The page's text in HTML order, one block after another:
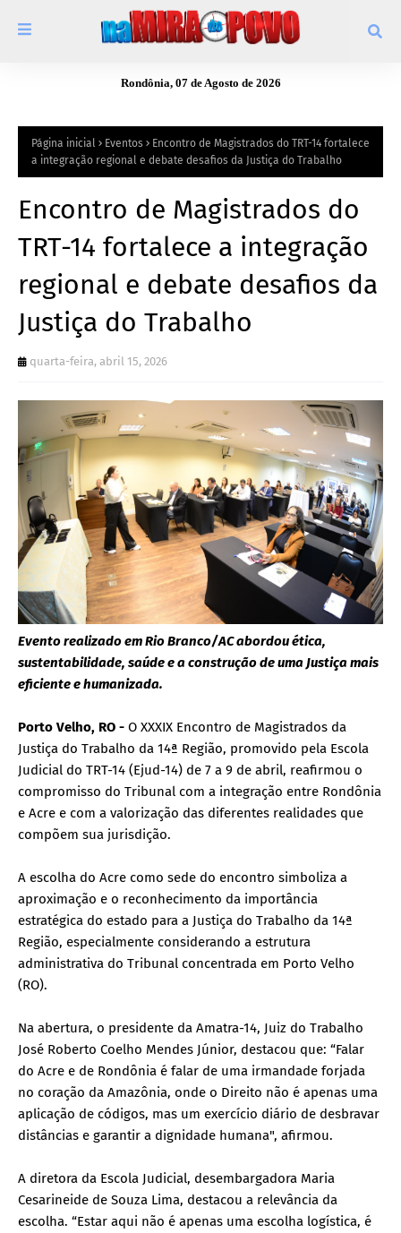
Rondônia, 07 de Agosto de 2026
Página inicial Eventos
Encontro de Magistrados do TRT-14 fortalece
a integração regional e debate desafios da Justiça do Trabalho
Encontro de Magistrados do
TRT-14 fortalece a integração
regional e debate desafios da
Justiça do Trabalho
quarta-feira, abril 15, 2026
Evento realizado em Rio Branco/AC abordou ética,
sustentabilidade, saúde e a construção de uma Justiça mais
eficiente e humanizada.
Porto Velho, RO - O XXXIX Encontro de Magistrados da
Justiça do Trabalho da 14ª Região, promovido pela Escola
Judicial do TRT-14 (Ejud-14) de 7 a 9 de abril, reafirmou o
compromisso do Tribunal com a integração entre Rondônia
e Acre e com a valorização das diferentes realidades que
compõem sua jurisdição.
A escolha do Acre como sede do encontro simboliza a
aproximação e o reconhecimento da importância
estratégica do estado para a Justiça do Trabalho da 14ª
Região, especialmente considerando a estrutura
administrativa do Tribunal concentrada em Porto Velho
(RO).
Na abertura, o presidente da Amatra-14, Juiz do Trabalho
José Roberto Coelho Mendes Júnior, destacou que: “Falar
do Acre e de Rondônia é falar de uma irmandade forjada
no coração da Amazônia, onde o Direito não é apenas uma
aplicação de códigos, mas um exercício diário de desbravar
distâncias e garantir a dignidade humana", afirmou.
A diretora da Escola Judicial, desembargadora Maria
Cesarineide de Souza Lima, destacou a relevância da
escolha. “Estar aqui não é apenas uma escolha logística, é